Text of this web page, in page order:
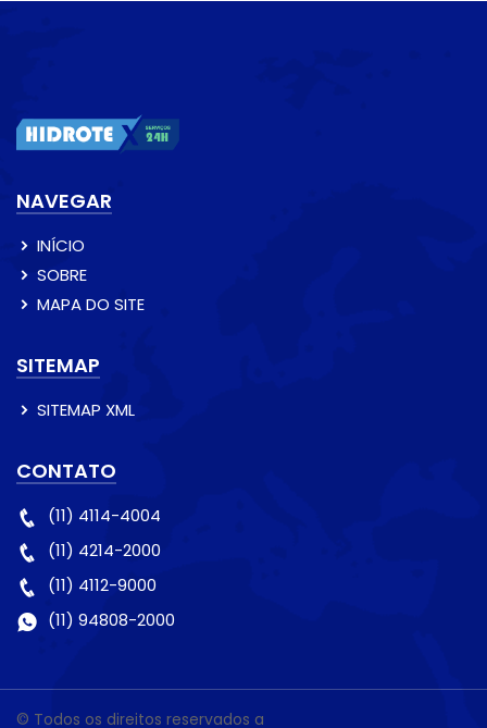
NAVEGAR
INÍCIO
SOBRE
MAPA DO SITE
SITEMAP
SITEMAP XML
CONTATO
(11) 4114-4004
(11) 4214-2000
(11) 4112-9000
(11) 94808-2000
© Todos os direitos reservados a